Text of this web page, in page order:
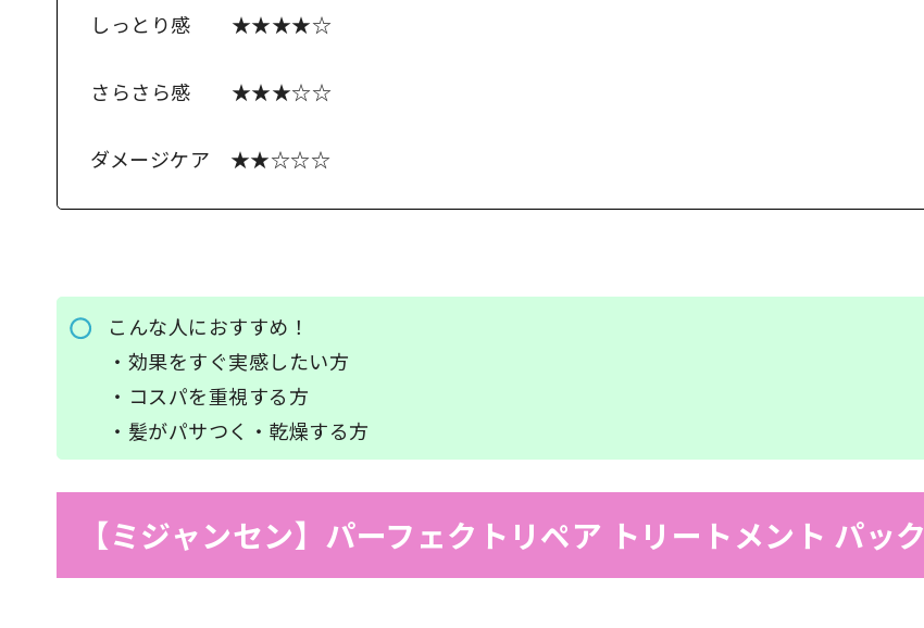
しっとり感 ★★★★☆
さらさら感 ★★★☆☆
ダメージケア ★★☆☆☆
こんな人におすすめ！
・効果をすぐ実感したい方
・コスパを重視する方
・髪がパサつく・乾燥する方
【ミジャンセン】パーフェクトリペア トリートメント パック